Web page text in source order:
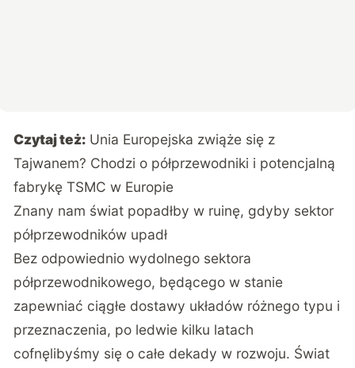
Czytaj też: Unia Europejska zwiąże się z
Tajwanem? Chodzi o półprzewodniki i potencjalną
fabrykę TSMC w Europie
Znany nam świat popadłby w ruinę, gdyby sektor
półprzewodników upadł
Bez odpowiednio wydolnego sektora
półprzewodnikowego, będącego w stanie
zapewniać ciągłe dostawy układów różnego typu i
przeznaczenia, po ledwie kilku latach
cofnęlibyśmy się o całe dekady w rozwoju. Świat